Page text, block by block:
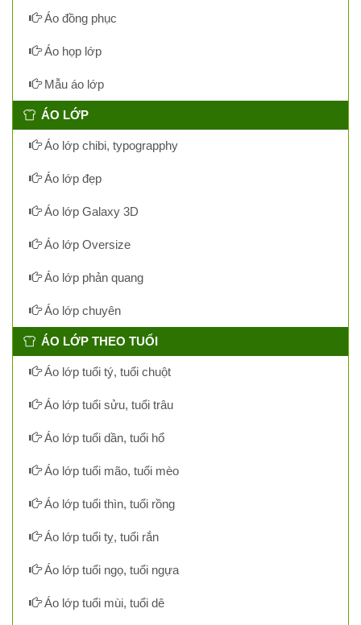
Áo đồng phục
Áo họp lớp
Mẫu áo lớp
ÁO LỚP
Áo lớp chibi, typograpphy
Áo lớp đẹp
Áo lớp Galaxy 3D
Áo lớp Oversize
Áo lớp phản quang
Áo lớp chuyên
ÁO LỚP THEO TUỔI
Áo lớp tuổi tý, tuổi chuột
Áo lớp tuổi sửu, tuổi trâu
Áo lớp tuổi dần, tuổi hổ
Áo lớp tuổi mão, tuổi mèo
Áo lớp tuổi thìn, tuổi rồng
Áo lớp tuổi tỵ, tuổi rắn
Áo lớp tuổi ngọ, tuổi ngựa
Áo lớp tuổi mùi, tuổi dê